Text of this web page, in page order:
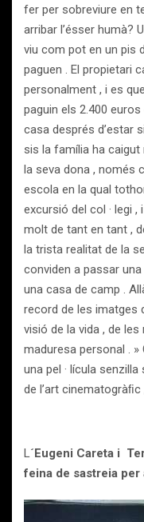
fer per sobreviure en
arribar l’ésser humà?
viu com pot en un pis
paguen . El propietari
personalment , i es
paguin els 2.400
casa després d’estar
sis la família ha
la seva dona , només
escola en la qual
excursió del col · legi
molt de tant en tant ,
la trista realitat de la
conviden a passar
una casa de camp .
record de les imatges
visió de la vida , de
maduresa personal . »
una pel · lícula
de l’art cinematogràﬁc
L´Eugeni Careta i
feina de sastreia